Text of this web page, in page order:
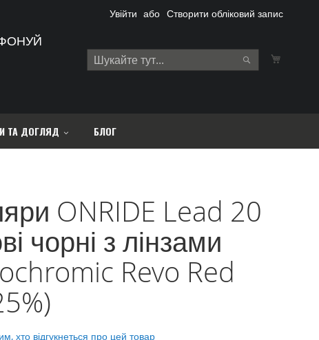
Увійти Створити обліковий запис
Search
ТА ДОГЛЯД БЛОГ
ONRIDE Lead 20
чорні з лінзами
Revo Red
хто відгукнеться про цей товар